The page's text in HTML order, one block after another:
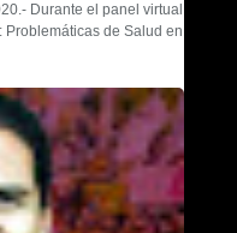
Durante el panel virtual
de Salud en